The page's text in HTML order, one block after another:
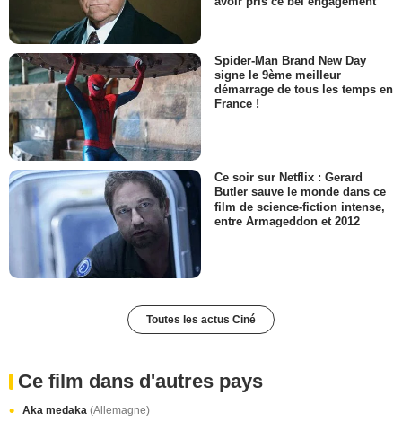
Spider-Man Brand New Day
signe le 9ème meilleur
démarrage de tous les temps en
France !
Ce soir sur Netflix : Gerard
Butler sauve le monde dans ce
film de science-fiction intense,
entre Armageddon et 2012
Toutes les actus Ciné
Ce film dans d'autres pays
Aka medaka (Allemagne)